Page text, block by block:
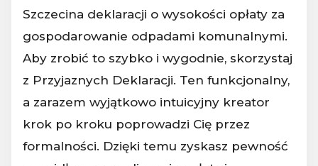
Szczecina deklaracji o wysokości opłaty za
gospodarowanie odpadami komunalnymi.
Aby zrobić to szybko i wygodnie, skorzystaj
z Przyjaznych Deklaracji. Ten funkcjonalny,
a zarazem wyjątkowo intuicyjny kreator
krok po kroku poprowadzi Cię przez
formalności. Dzięki temu zyskasz pewność